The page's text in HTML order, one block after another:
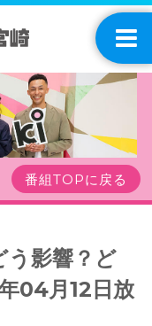
番組TOPに戻る
う影響？ど
04月12日放